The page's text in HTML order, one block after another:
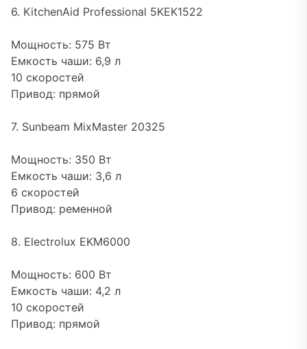
6. KitchenAid Professional 5KEK1522
Мощность: 575 Вт
Емкость чаши: 6,9 л
10 скоростей
Привод: прямой
7. Sunbeam MixMaster 20325
Мощность: 350 Вт
Емкость чаши: 3,6 л
6 скоростей
Привод: ременной
8. Electrolux EKM6000
Мощность: 600 Вт
Емкость чаши: 4,2 л
10 скоростей
Привод: прямой